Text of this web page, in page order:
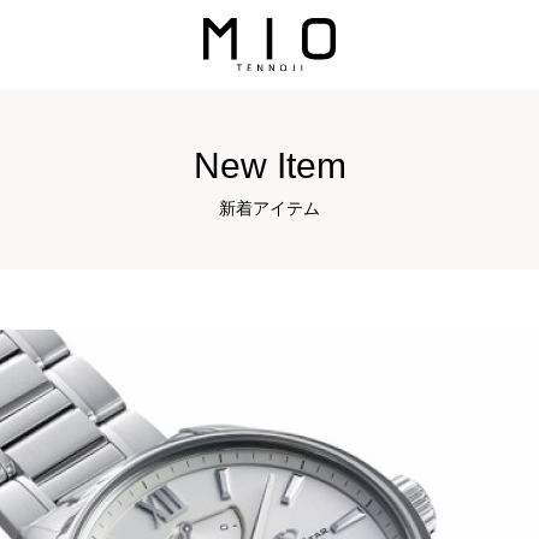
New Item
新着アイテム